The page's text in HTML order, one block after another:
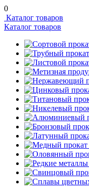
0
Каталог товаров
Каталог товаров